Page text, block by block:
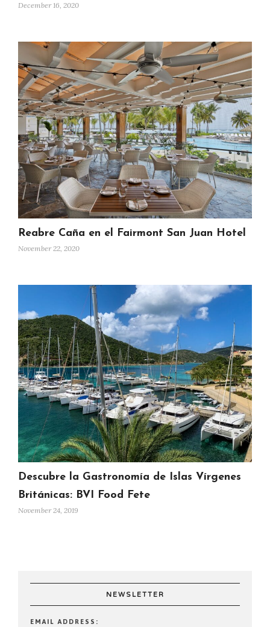
December 16, 2020
Reabre Caña en el Fairmont San Juan Hotel
November 22, 2020
Descubre la Gastronomía de Islas Vírgenes
Británicas: BVI Food Fete
November 24, 2019
NEWSLETTER
EMAIL ADDRESS: